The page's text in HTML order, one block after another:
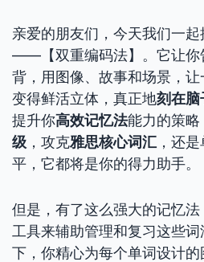
亲爱的朋友们，今天我们一
——【双重编码法】。它让你
背，用图像、故事和场景，
变得鲜活立体，真正地刻在脑
提升你高效记忆法能力的策
级 ，攻克雅思核心词汇 ，还
平，它都将是你的得力助手。
但是，有了这么强大的记忆
工具来辅助管理和复习这些
下，你精心为每个单词设计